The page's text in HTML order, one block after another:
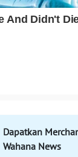
Dapatkan
Wahana News